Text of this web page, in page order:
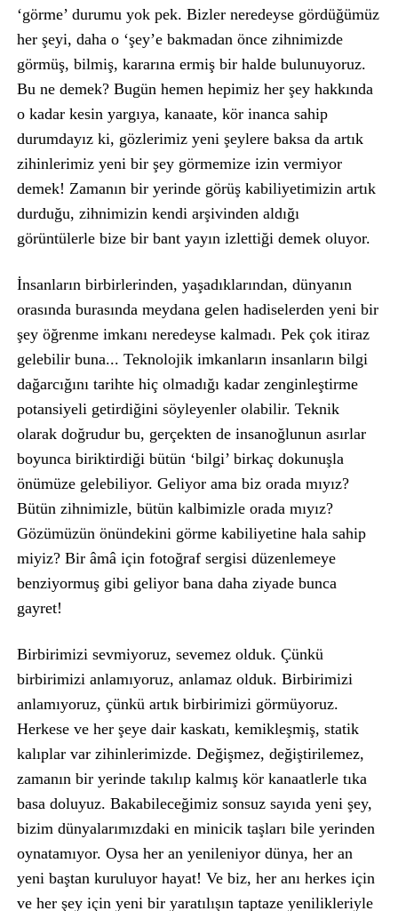
‘görme’ durumu yok pek. Bizler neredeyse gördüğümüz
her şeyi, daha o ‘şey’e bakmadan önce zihnimizde
görmüş, bilmiş, kararına ermiş bir halde bulunuyoruz.
Bu ne demek? Bugün hemen hepimiz her şey hakkında
o kadar kesin yargıya, kanaate, kör inanca sahip
durumdayız ki, gözlerimiz yeni şeylere baksa da artık
zihinlerimiz yeni bir şey görmemize izin vermiyor
demek! Zamanın bir yerinde görüş kabiliyetimizin artık
durduğu, zihnimizin kendi arşivinden aldığı
görüntülerle bize bir bant yayın izlettiği demek oluyor.
İnsanların birbirlerinden, yaşadıklarından, dünyanın
orasında burasında meydana gelen hadiselerden yeni bir
şey öğrenme imkanı neredeyse kalmadı. Pek çok itiraz
gelebilir buna... Teknolojik imkanların insanların bilgi
dağarcığını tarihte hiç olmadığı kadar zenginleştirme
potansiyeli getirdiğini söyleyenler olabilir. Teknik
olarak doğrudur bu, gerçekten de insanoğlunun asırlar
boyunca biriktirdiği bütün ‘bilgi’ birkaç dokunuşla
önümüze gelebiliyor. Geliyor ama biz orada mıyız?
Bütün zihnimizle, bütün kalbimizle orada mıyız?
Gözümüzün önündekini görme kabiliyetine hala sahip
miyiz? Bir âmâ için fotoğraf sergisi düzenlemeye
benziyormuş gibi geliyor bana daha ziyade bunca
gayret!
Birbirimizi sevmiyoruz, sevemez olduk. Çünkü
birbirimizi anlamıyoruz, anlamaz olduk. Birbirimizi
anlamıyoruz, çünkü artık birbirimizi görmüyoruz.
Herkese ve her şeye dair kaskatı, kemikleşmiş, statik
kalıplar var zihinlerimizde. Değişmez, değiştirilemez,
zamanın bir yerinde takılıp kalmış kör kanaatlerle tıka
basa doluyuz. Bakabileceğimiz sonsuz sayıda yeni şey,
bizim dünyalarımızdaki en minicik taşları bile yerinden
oynatamıyor. Oysa her an yenileniyor dünya, her an
yeni baştan kuruluyor hayat! Ve biz, her anı herkes için
ve her şey için yeni bir yaratılışın taptaze yenilikleriyle